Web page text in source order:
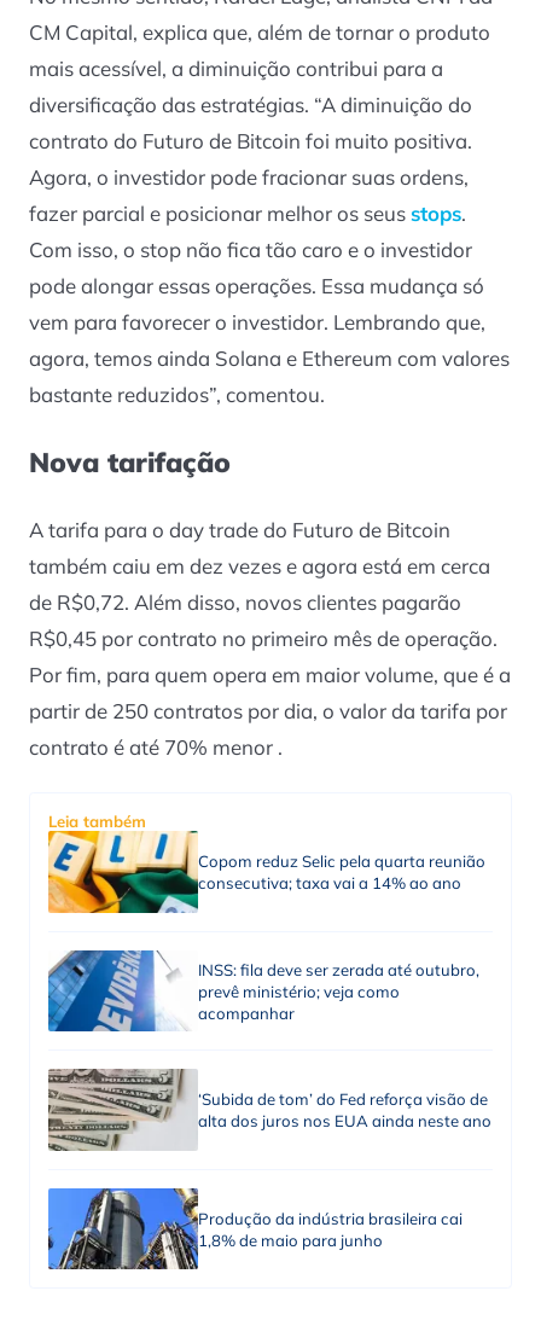
CM Capital, explica que, além de tornar o produto
mais acessível, a diminuição contribui para a
diversificação das estratégias. “A diminuição do
contrato do Futuro de Bitcoin foi muito positiva.
Agora, o investidor pode fracionar suas ordens,
fazer parcial e posicionar melhor os seusstops.
Com isso, o stop não fica tão caro e o investidor
pode alongar essas operações. Essa mudança só
vem para favorecer o investidor. Lembrando que,
agora, temos ainda Solana e Ethereum com valores
bastante reduzidos”, comentou.
Nova tarifação
A tarifa para o day trade do Futuro de Bitcoin
também caiu em dez vezes e agora está em cerca
de R$0,72. Além disso, novos clientes pagarão
R$0,45 por contrato no primeiro mês de operação.
Por fim, para quem opera em maior volume, que é a
partir de 250 contratos por dia, o valor da tarifa por
contrato é até 70% menor .
Leia também
Copom reduz Selic pela quarta reunião
consecutiva; taxa vai a 14% ao ano
INSS: fila deve ser zerada até outubro,
prevê ministério; veja como
acompanhar
‘Subida de tom’ do Fed reforça visão de
alta dos juros nos EUA ainda neste ano
Produção da indústria brasileira cai
1,8% de maio para junho